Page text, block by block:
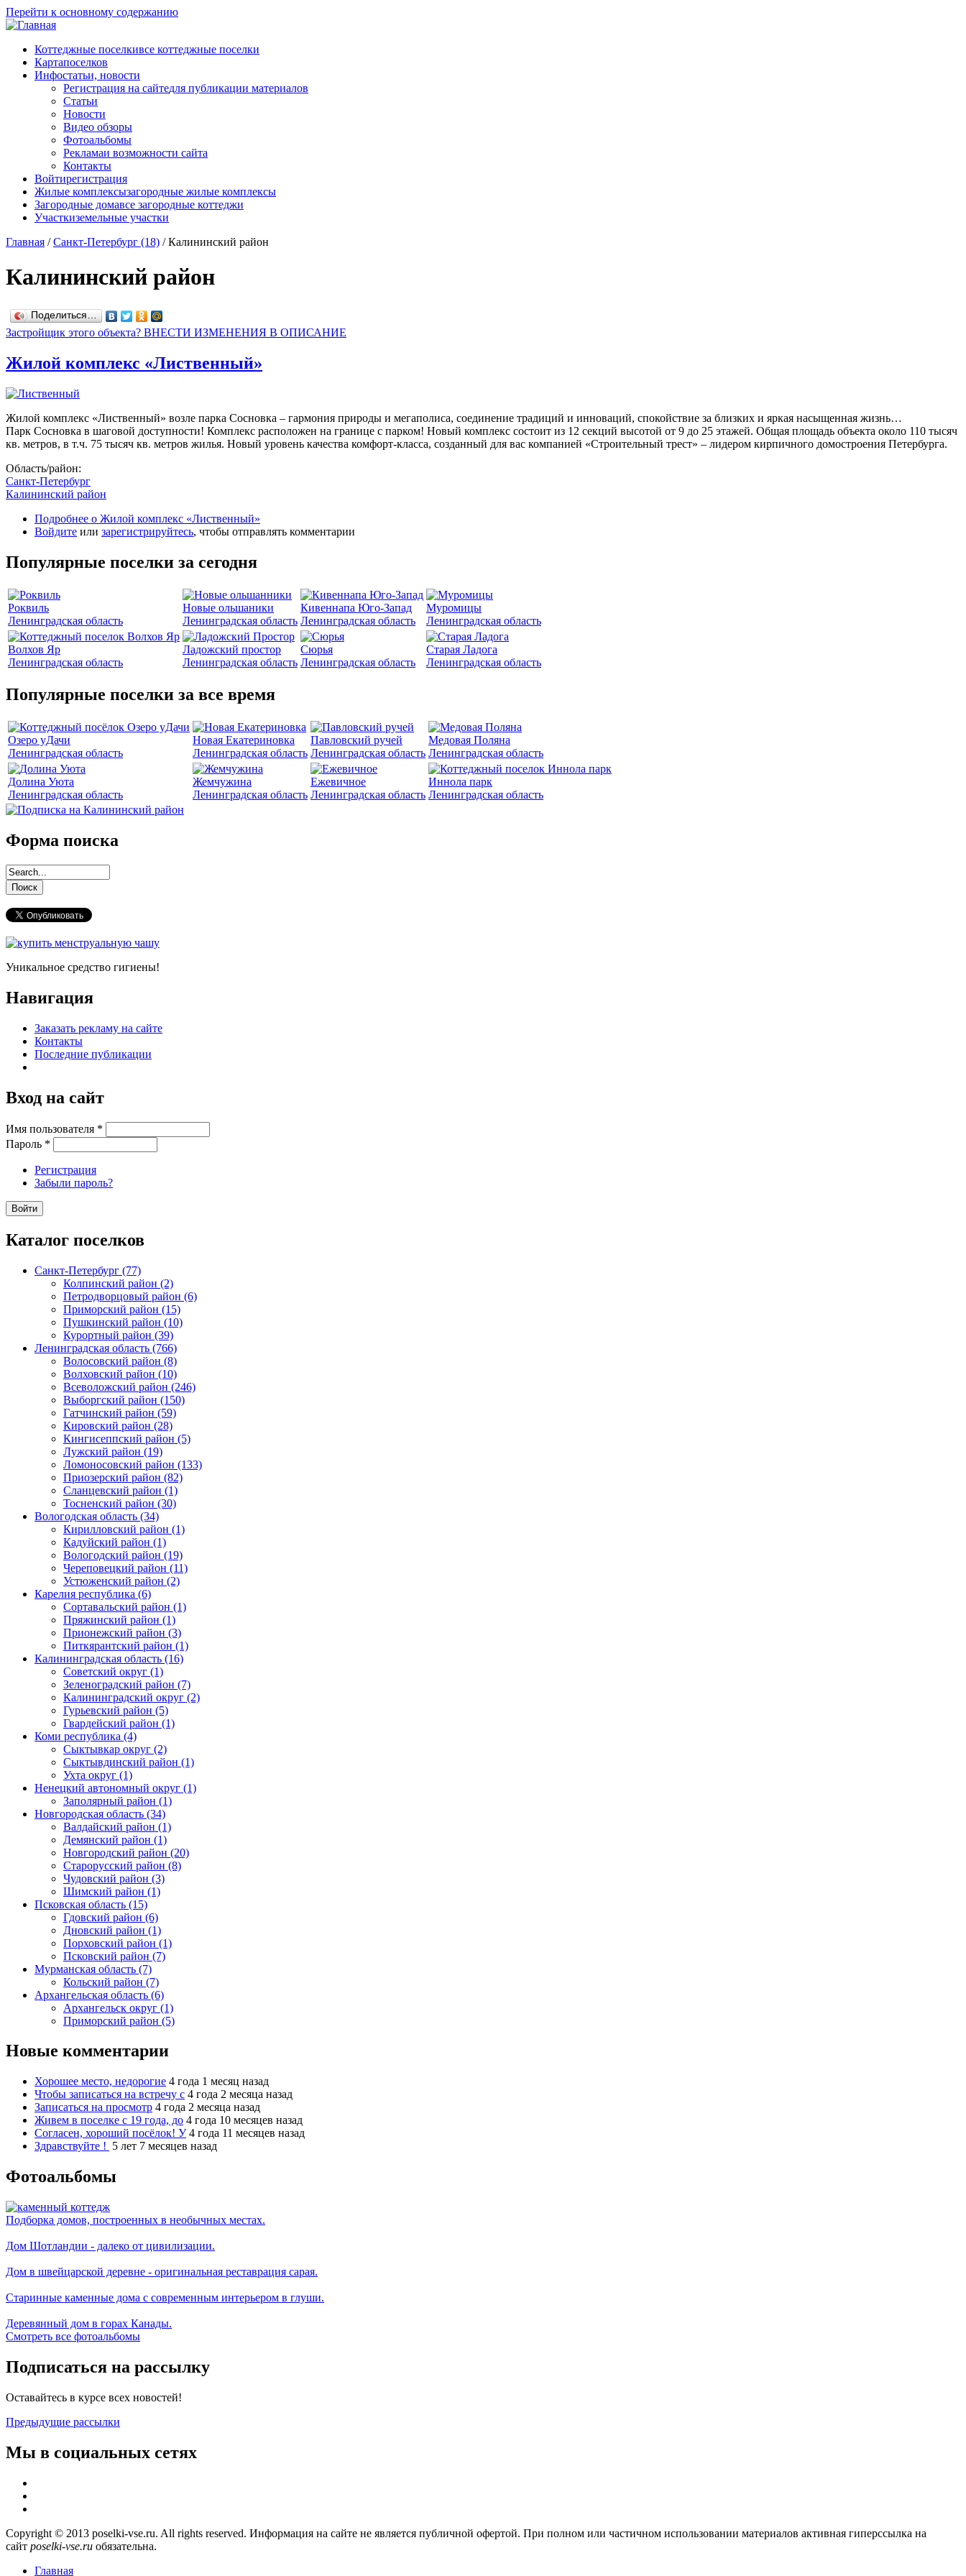
Перейти к основному содержанию
Коттеджные поселкивсе коттеджные поселки
Картапоселков
Инфостатьи, новости
Регистрация на сайтедля публикации материалов
Статьи
Новости
Видео обзоры
Фотоальбомы
Рекламаи возможности сайта
Контакты
Войтирегистрация
Жилые комплексызагородные жилые комплексы
Загородные домавсе загородные коттеджи
Участкиземельные участки
Главная / Санкт-Петербург (18) /Калининский район
Калининский район
Поделиться…
Застройщик этого объекта? ВНЕСТИ ИЗМЕНЕНИЯ В ОПИСАНИЕ
Жилой комплекс «Лиственный»
Жилой комплекс «Лиственный» возле парка Сосновка – гармония природы и мегаполиса, соединение традиций и инноваций, спокойствие за близких и яркая насыщенная жизнь…
Парк Сосновка в шаговой доступности! Комплекс расположен на границе с парком! Новый комплекс состоит из 12 секций высотой от 9 до 25 этажей. Общая площадь объекта около 110 тысяч
кв. метров, в т.ч. 75 тысяч кв. метров жилья. Новый уровень качества комфорт-класса, созданный для вас компанией «Строительный трест» – лидером кирпичного домостроения Петербурга.
Область/район:
Санкт-Петербург
Калининский район
Подробнее о Жилой комплекс «Лиственный»
Войдите или зарегистрируйтесь, чтобы отправлять комментарии
Популярные поселки за сегодня
Роквиль
Ленинградская область
Новые ольшаники
Ленинградская область
Кивеннапа Юго-Запад
Ленинградская область
Муромицы
Ленинградская область
Волхов Яр
Ленинградская область
Ладожский простор
Ленинградская область
Сюрья
Ленинградская область
Старая Ладога
Ленинградская область
Популярные поселки за все время
Озеро уДачи
Ленинградская область
Новая Екатериновка
Ленинградская область
Павловский ручей
Ленинградская область
Медовая Поляна
Ленинградская область
Долина Уюта
Ленинградская область
Жемчужина
Ленинградская область
Ежевичное
Ленинградская область
Иннола парк
Ленинградская область
Форма поиска
Уникальное средство гигиены!
Навигация
Заказать рекламу на сайте
Контакты
Последние публикации
Вход на сайт
Имя пользователя *
Пароль *
Регистрация
Забыли пароль?
Каталог поселков
Санкт-Петербург (77)
Колпинский район (2)
Петродворцовый район (6)
Приморский район (15)
Пушкинский район (10)
Курортный район (39)
Ленинградская область (766)
Волосовский район (8)
Волховский район (10)
Всеволожский район (246)
Выборгский район (150)
Гатчинский район (59)
Кировский район (28)
Кингисеппский район (5)
Лужский район (19)
Ломоносовский район (133)
Приозерский район (82)
Сланцевский район (1)
Тосненский район (30)
Вологодская область (34)
Кирилловский район (1)
Кадуйский район (1)
Вологодский район (19)
Череповецкий район (11)
Устюженский район (2)
Карелия республика (6)
Сортавальский район (1)
Пряжинский район (1)
Прионежский район (3)
Питкярантский район (1)
Калининградская область (16)
Советский округ (1)
Зеленоградский район (7)
Калининградский округ (2)
Гурьевский район (5)
Гвардейский район (1)
Коми республика (4)
Сыктывкар округ (2)
Сыктывдинский район (1)
Ухта округ (1)
Ненецкий автономный округ (1)
Заполярный район (1)
Новгородская область (34)
Валдайский район (1)
Демянский район (1)
Новгородский район (20)
Старорусский район (8)
Чудовский район (3)
Шимский район (1)
Псковская область (15)
Гдовский район (6)
Дновский район (1)
Порховский район (1)
Псковский район (7)
Мурманская область (7)
Кольский район (7)
Архангельская область (6)
Архангельск округ (1)
Приморский район (5)
Новые комментарии
Хорошее место, недорогие 4 года 1 месяц назад
Чтобы записаться на встречу с 4 года 2 месяца назад
Записаться на просмотр 4 года 2 месяца назад
Живем в поселке с 19 года, до 4 года 10 месяцев назад
Согласен, хороший посёлок! У 4 года 11 месяцев назад
Здравствуйте ! 5 лет 7 месяцев назад
Фотоальбомы
Подборка домов, построенных в необычных местах.
Дом Шотландии - далеко от цивилизации.
Дом в швейцарской деревне - оригинальная реставрация сарая.
Старинные каменные дома с современным интерьером в глуши.
Деревянный дом в горах Канады.
Смотреть все фотоальбомы
Подписаться на рассылку
Оставайтесь в курсе всех новостей!
Предыдущие рассылки
Мы в социальных сетях
Copyright © 2013 poselki-vse.ru. All rights reserved. Информация на сайте не является публичной офертой. При полном или частичном использовании материалов активная гиперссылка на
сайт poselki-vse.ru​ обязательна.
Главная